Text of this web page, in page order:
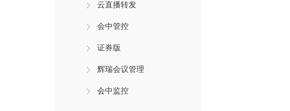
云直播转发
会中管控
证券版
辉瑞会议管理
会中监控